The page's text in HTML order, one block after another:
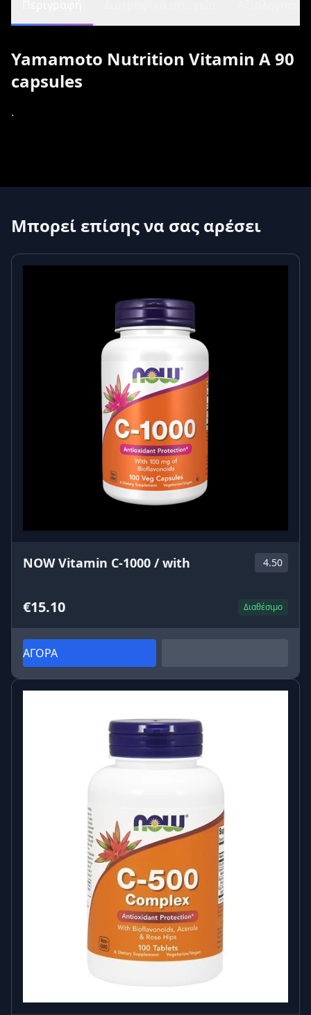
Yamamoto Nutrition Vitamin A 90
capsules
.
Μπορεί επίσης να σας αρέσει
NOW Vitamin C-1000 / with 4.50
€15.10 Διαθέσιμο
ΑΓΟΡΑ